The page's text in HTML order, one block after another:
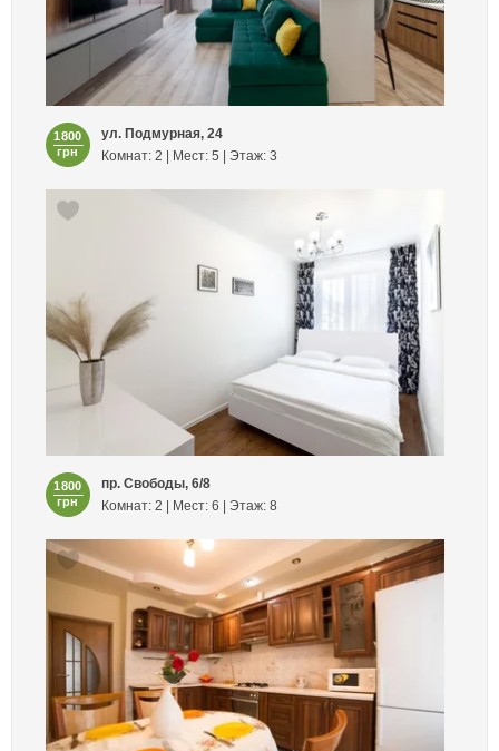
1800
грн
ул. Подмурная, 24
Комнат: 2 | Мест: 5 | Этаж: 3
1800
грн
пр. Свободы, 6/8
Комнат: 2 | Мест: 6 | Этаж: 8